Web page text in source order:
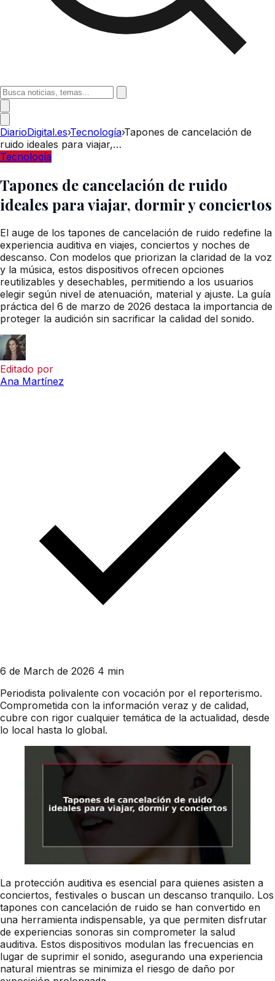
DiarioDigital.es›Tecnología›Tapones de cancelación de
ruido ideales para viajar,…
Tecnología
Tapones de cancelación de ruido
ideales para viajar, dormir y conciertos
El auge de los tapones de cancelación de ruido redefine la
experiencia auditiva en viajes, conciertos y noches de
descanso. Con modelos que priorizan la claridad de la voz
y la música, estos dispositivos ofrecen opciones
reutilizables y desechables, permitiendo a los usuarios
elegir según nivel de atenuación, material y ajuste. La guía
práctica del 6 de marzo de 2026 destaca la importancia de
proteger la audición sin sacrificar la calidad del sonido.
Editado por
Ana Martínez
6 de March de 2026 4 min
Periodista polivalente con vocación por el reporterismo.
Comprometida con la información veraz y de calidad,
cubre con rigor cualquier temática de la actualidad, desde
lo local hasta lo global.
La protección auditiva es esencial para quienes asisten a
conciertos, festivales o buscan un descanso tranquilo. Los
tapones con cancelación de ruido se han convertido en
una herramienta indispensable, ya que permiten disfrutar
de experiencias sonoras sin comprometer la salud
auditiva. Estos dispositivos modulan las frecuencias en
lugar de suprimir el sonido, asegurando una experiencia
natural mientras se minimiza el riesgo de daño por